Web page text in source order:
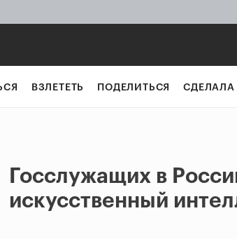
ВЗЛЕТЕТЬ ПОДЕЛИТЬСЯ СДЕЛАЛА
Госслужащих в
искусственный